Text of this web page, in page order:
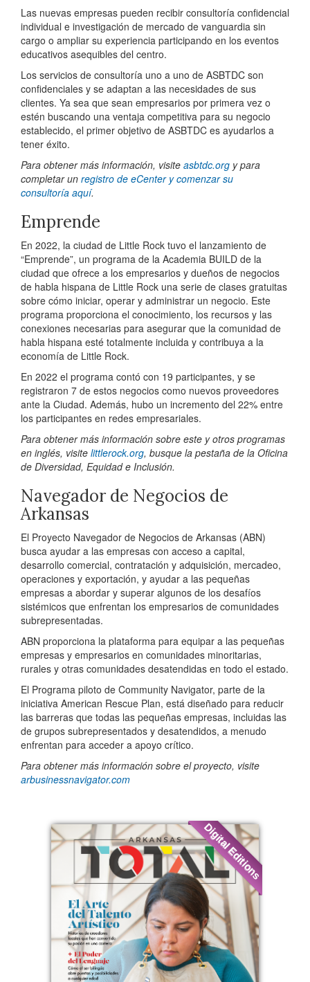
Las nuevas empresas pueden recibir consultoría confidencial
individual e investigación de mercado de vanguardia sin
cargo o ampliar su experiencia participando en los eventos
educativos asequibles del centro.
Los servicios de consultoría uno a uno de ASBTDC son
confidenciales y se adaptan a las necesidades de sus
clientes. Ya sea que sean empresarios por primera vez o
estén buscando una ventaja competitiva para su negocio
establecido, el primer objetivo de ASBTDC es ayudarlos a
tener éxito.
Para obtener más información, visite asbtdc.org y para
completar un registro de eCenter y comenzar su
consultoría aquí.
Emprende
En 2022, la ciudad de Little Rock tuvo el lanzamiento de
“Emprende”, un programa de la Academia BUILD de la
ciudad que ofrece a los empresarios y dueños de negocios
de habla hispana de Little Rock una serie de clases gratuitas
sobre cómo iniciar, operar y administrar un negocio. Este
programa proporciona el conocimiento, los recursos y las
conexiones necesarias para asegurar que la comunidad de
habla hispana esté totalmente incluida y contribuya a la
economía de Little Rock.
En 2022 el programa contó con 19 participantes, y se
registraron 7 de estos negocios como nuevos proveedores
ante la Ciudad. Además, hubo un incremento del 22% entre
los participantes en redes empresariales.
Para obtener más información sobre este y otros programas
en inglés, visite littlerock.org, busque la pestaña de la Oficina
de Diversidad, Equidad e Inclusión.
Navegador de Negocios de
Arkansas
El Proyecto Navegador de Negocios de Arkansas (ABN)
busca ayudar a las empresas con acceso a capital,
desarrollo comercial, contratación y adquisición, mercadeo,
operaciones y exportación, y ayudar a las pequeñas
empresas a abordar y superar algunos de los desafíos
sistémicos que enfrentan los empresarios de comunidades
subrepresentadas.
ABN proporciona la plataforma para equipar a las pequeñas
empresas y empresarios en comunidades minoritarias,
rurales y otras comunidades desatendidas en todo el estado.
El Programa piloto de Community Navigator, parte de la
iniciativa American Rescue Plan, está diseñado para reducir
las barreras que todas las pequeñas empresas, incluidas las
de grupos subrepresentados y desatendidos, a menudo
enfrentan para acceder a apoyo crítico.
Para obtener más información sobre el proyecto, visite
arbusinessnavigator.com
Digital Editions